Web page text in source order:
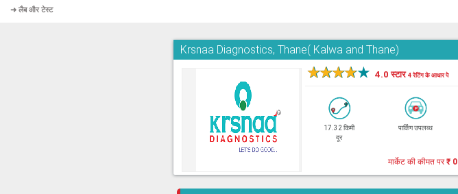
➜ लैब और टेस्ट
Krsnaa Diagnostics, Thane( Kalwa and Thane)
★★★★★ 4.0 स्टार4 रेटिंग के आधार पे
17.32 किमी
दूर
पार्किंग उपलब्ध
मार्केट की कीमत पर₹ 0